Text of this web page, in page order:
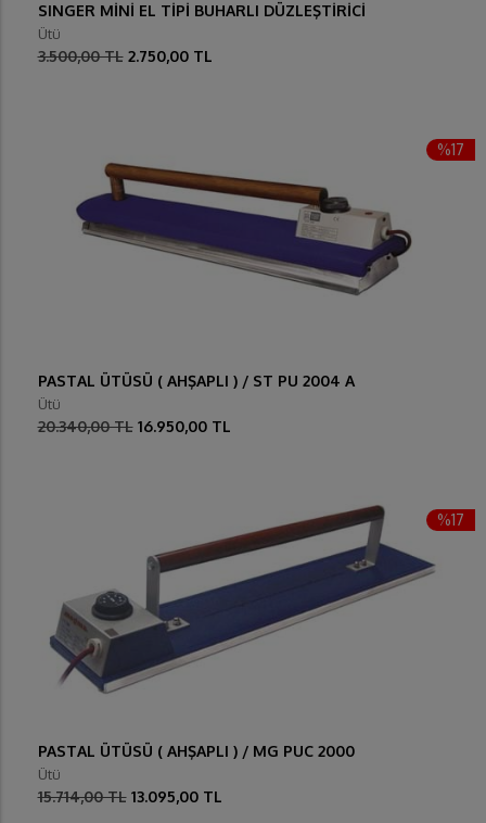
SINGER MİNİ EL TİPİ BUHARLI DÜZLEŞTİRİCİ
Ütü
3.500,00 TL 2.750,00 TL
%17
PASTAL ÜTÜSÜ ( AHŞAPLI ) / ST PU 2004 A
Ütü
20.340,00 TL 16.950,00 TL
%17
PASTAL ÜTÜSÜ ( AHŞAPLI ) / MG PUC 2000
Ütü
15.714,00 TL 13.095,00 TL